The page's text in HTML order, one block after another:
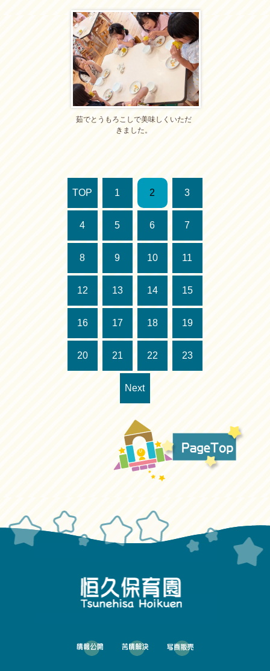
茹でとうもろこしで美味しくいただ
きました。
TOP 1 2 3
4 5 6 7
8 9 10 11
12 13 14 15
16 17 18 19
20 21 22 23
Next